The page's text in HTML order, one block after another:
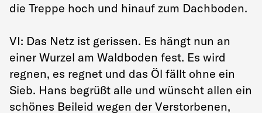
die Treppe hoch und hinauf zum Dachboden.
VI: Das Netz ist gerissen. Es hängt nun an
einer Wurzel am Waldboden fest. Es wird
regnen, es regnet und das Öl fällt ohne ein
Sieb. Hans begrüßt alle und wünscht allen ein
schönes Beileid wegen der Verstorbenen,